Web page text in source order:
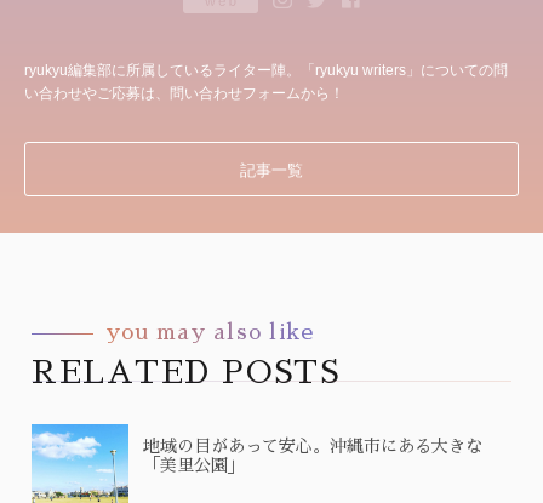
ryukyu編集部に所属しているライター陣。「ryukyu writers」についての問
い合わせやご応募は、問い合わせフォームから！
記事一覧
you may also like
RELATED POSTS
地域の目があって安心。沖縄市にある大きな
「美里公園」